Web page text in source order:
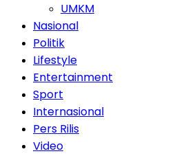
UMKM
Nasional
Politik
Lifestyle
Entertainment
Sport
Internasional
Pers Rilis
Video